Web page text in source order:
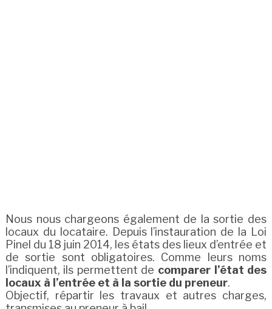
Nous nous chargeons également de la sortie des
locaux du locataire. Depuis l’instauration de la Loi
Pinel du 18 juin 2014, les états des lieux d’entrée et
de sortie sont obligatoires. Comme leurs noms
l’indiquent, ils permettent de comparer l’état des
locaux à l’entrée et à la sortie du preneur.
Objectif, répartir les travaux et autres charges,